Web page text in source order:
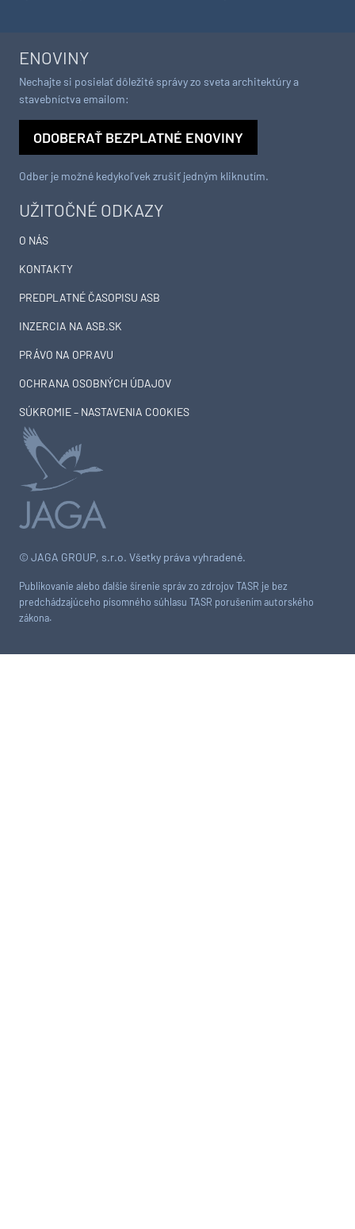
© JAGA GROUP, s.r.o. Všetky práva vyhradené.
Publikovanie alebo ďalšie šírenie správ zo zdrojov TASR je bez
predchádzajúceho písomného súhlasu TASR porušením autorského
zákona.
UŽITOČNÉ ODKAZY
O NÁS
KONTAKTY
PREDPLATNÉ ČASOPISU ASB
INZERCIA NA ASB.SK
PRÁVO NA OPRAVU
OCHRANA OSOBNÝCH ÚDAJOV
SÚKROMIE – NASTAVENIA COOKIES
ENOVINY
Nechajte si posielať dôležité správy zo sveta architektúry a
stavebníctva emailom:
ODOBERAŤ BEZPLATNÉ ENOVINY
Odber je možné kedykoľvek zrušiť jedným kliknutím.